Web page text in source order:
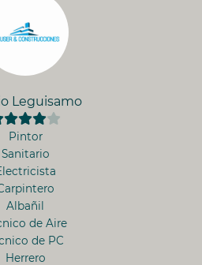
Leguisamo
Pintor
Sanitario
Albañil
de Aire
de PC
Herrero